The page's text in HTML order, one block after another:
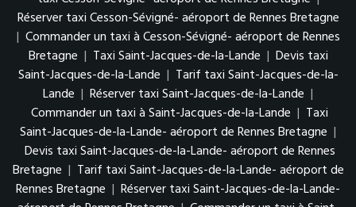
Réserver taxi Cesson-Sévigné- aéroport de Rennes Bretagne
| Commander un taxi à Cesson-Sévigné- aéroport de Rennes
Bretagne | Taxi Saint-Jacques-de-la-Lande | Devis taxi
Saint-Jacques-de-la-Lande | Tarif taxi Saint-Jacques-de-la-
Lande | Réserver taxi Saint-Jacques-de-la-Lande |
Commander un taxi à Saint-Jacques-de-la-Lande | Taxi
Saint-Jacques-de-la-Lande- aéroport de Rennes Bretagne |
Devis taxi Saint-Jacques-de-la-Lande- aéroport de Rennes
Bretagne | Tarif taxi Saint-Jacques-de-la-Lande- aéroport de
Rennes Bretagne | Réserver taxi Saint-Jacques-de-la-Lande-